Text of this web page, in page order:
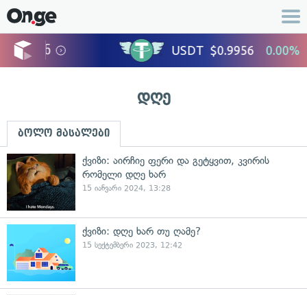
დღე
ბოლო მასალები
ქვიზი: აირჩიე ფერი და გეტყვით, კვირის
რომელი დღე ხარ
15 იანვარი 2024, 13:28
ქვიზი: დღე ხარ თუ ღამე?
15 სექტემბერი 2023, 12:42